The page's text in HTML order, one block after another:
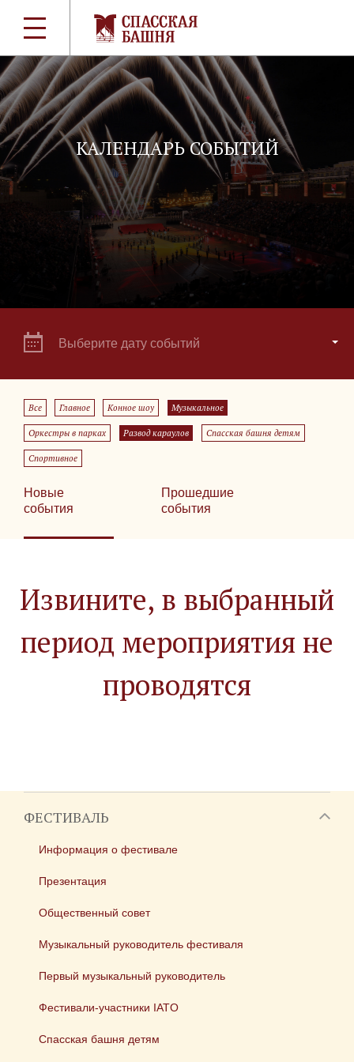
КАЛЕНДАРЬ СОБЫТИЙ
Выберите дату событий
Все Главное Конное шоу Музыкальное
Оркестры в парках Развод караулов Спасская башня детям
Спортивное
Новые
события
Прошедшие
события
Извините, в выбранный
период мероприятия не
проводятся
ФЕСТИВАЛЬ
Информация о фестивале
Презентация
Общественный совет
Музыкальный руководитель фестиваля
Первый музыкальный руководитель
Фестивали-участники IATO
Спасская башня детям